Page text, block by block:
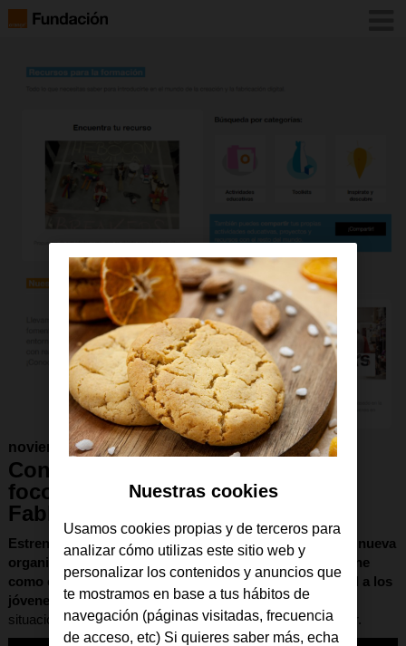
noviembre 2018
Conectando ganas de crear,
foco de la nueva plataforma
FabLabs Sociales
Estrenamos la nueva plataforma FabLabs Sociales con nueva
organización e imagen,
espacio colaborativo que tiene
como objetivo acercar la tecnología y la creación digital a los
jóvenes
, especialmente a aquellos que se encuentran en
situación de vulnerabilidad o en riesgo de abandono escolar.
Nuestras cookies
Usamos cookies propias y de terceros para
analizar cómo utilizas este sitio web y
personalizar los contenidos y anuncios que
te mostramos en base a tus hábitos de
navegación (páginas visitadas, frecuencia
de acceso, etc) Si quieres saber más, echa